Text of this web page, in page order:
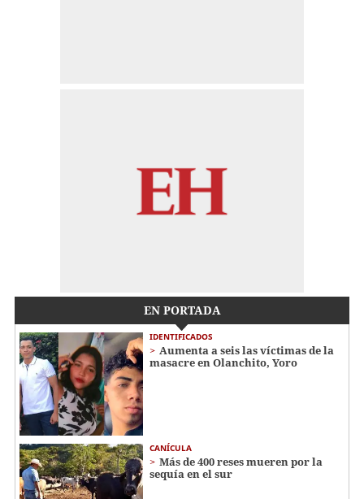
EN PORTADA
IDENTIFICADOS
Aumenta a seis las víctimas de la
masacre en Olanchito, Yoro
CANÍCULA
Más de 400 reses mueren por la
sequía en el sur